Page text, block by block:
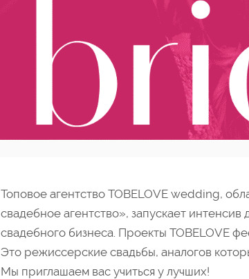
Топовое агентство TOBELOVE wedding,
свадебное агентство», запускает
свадебного бизнеса. Проекты TOBELOVE
Это режиссерские свадьбы, аналогов
Мы приглашаем вас учиться у лучших!